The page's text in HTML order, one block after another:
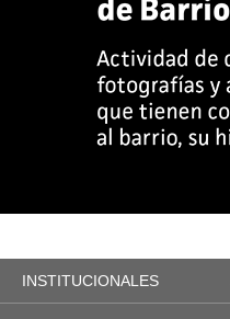
INSTITUCIONALES